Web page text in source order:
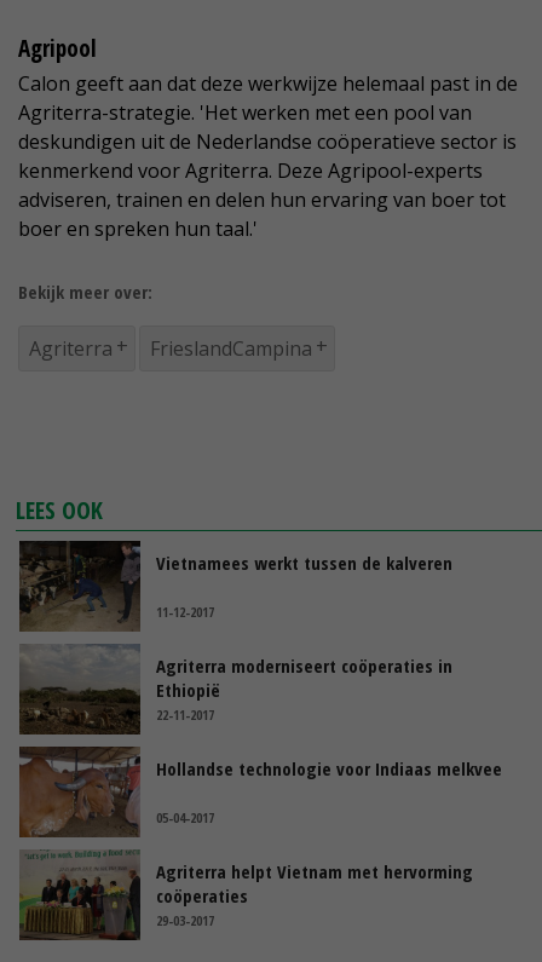
Agripool
Calon geeft aan dat deze werkwijze helemaal past in de
Agriterra-strategie. 'Het werken met een pool van
deskundigen uit de Nederlandse coöperatieve sector is
kenmerkend voor Agriterra. Deze Agripool-experts
adviseren, trainen en delen hun ervaring van boer tot
boer en spreken hun taal.'
Bekijk meer over:
Agriterra FrieslandCampina
LEES OOK
Vietnamees werkt tussen de kalveren
11-12-2017
Agriterra moderniseert coöperaties in
Ethiopië
22-11-2017
Hollandse technologie voor Indiaas melkvee
05-04-2017
Agriterra helpt Vietnam met hervorming
coöperaties
29-03-2017